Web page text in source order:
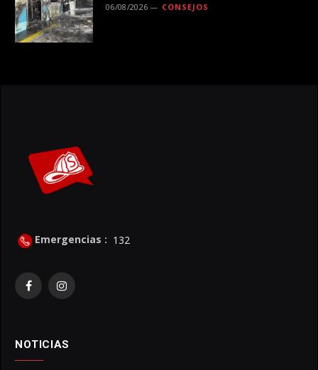
06/08/2026 CONSEJOS
Emergencias : 132
FacebookInstagram
NOTICIAS